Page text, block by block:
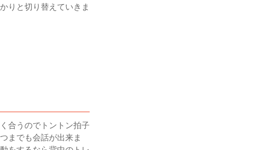
りと切り替えていきま
合うのでトントン拍子
までも会話が出来ま